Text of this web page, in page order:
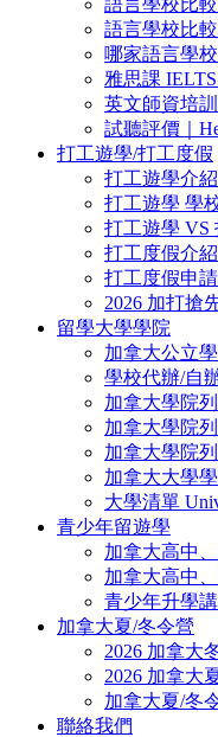
語言學校比
語言學校比
哪家語言學
雅思課
英文師資培
試聽評價｜
打工遊學/打工度假
打工遊學介紹
打工遊學 學
打工遊學 VS
打工度假介紹
打工度假申
2026 加打搶
留學大學學院
加拿大公立
學校代辦/自
加拿大學院
加拿大學院
加拿大學院
加拿大大學
大學清單
青少年留遊學
加拿大高中
加拿大高中
青少年升學
加拿大夏/冬令營
2026 加拿大
2026 加拿大
加拿大夏/冬
聯絡我們